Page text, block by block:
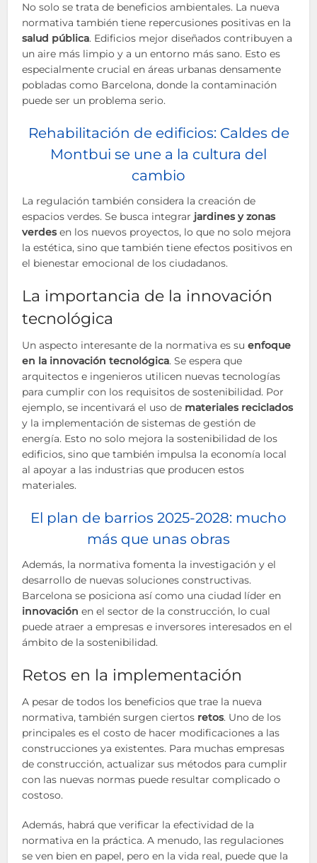
No solo se trata de beneficios ambientales. La nueva
normativa también tiene repercusiones positivas en la
salud pública. Edificios mejor diseñados contribuyen a
un aire más limpio y a un entorno más sano. Esto es
especialmente crucial en áreas urbanas densamente
pobladas como Barcelona, donde la contaminación
puede ser un problema serio.
Rehabilitación de edificios: Caldes de
Montbui se une a la cultura del
cambio
La regulación también considera la creación de
espacios verdes. Se busca integrar jardines y zonas
verdesen los nuevos proyectos, lo que no solo mejora
la estética, sino que también tiene efectos positivos en
el bienestar emocional de los ciudadanos.
La importancia de la innovación
tecnológica
Un aspecto interesante de la normativa es suenfoque
en la innovación tecnológica. Se espera que
arquitectos e ingenieros utilicen nuevas tecnologías
para cumplir con los requisitos de sostenibilidad. Por
ejemplo, se incentivará el uso de materiales reciclados
y la implementación de sistemas de gestión de
energía. Esto no solo mejora la sostenibilidad de los
edificios, sino que también impulsa la economía local
al apoyar a las industrias que producen estos
materiales.
El plan de barrios 2025-2028: mucho
más que unas obras
Además, la normativa fomenta la investigación y el
desarrollo de nuevas soluciones constructivas.
Barcelona se posiciona así como una ciudad líder en
innovación en el sector de la construcción, lo cual
puede atraer a empresas e inversores interesados en el
ámbito de la sostenibilidad.
Retos en la implementación
A pesar de todos los beneficios que trae la nueva
normativa, también surgen ciertos retos. Uno de los
principales es el costo de hacer modificaciones a las
construcciones ya existentes. Para muchas empresas
de construcción, actualizar sus métodos para cumplir
con las nuevas normas puede resultar complicado o
costoso.
Además, habrá que verificar la efectividad de la
normativa en la práctica. A menudo, las regulaciones
se ven bien en papel, pero en la vida real, puede que la